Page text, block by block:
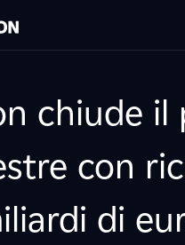
chiude il
con
di